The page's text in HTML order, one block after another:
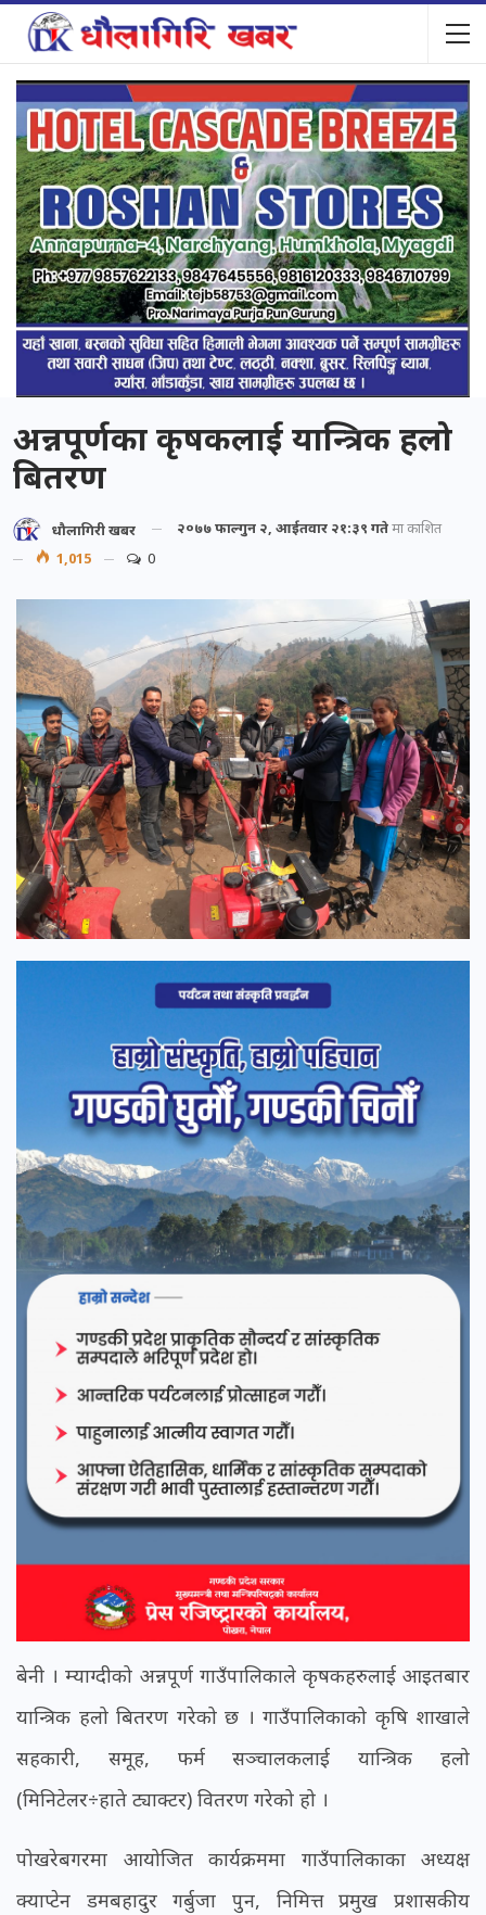
अन्नपूर्णका कृषकलाई यान्त्रिक हलो
बितरण
धौलागिरी खबर २०७७ फाल्गुन २, आईतवार २१:३९ गतेमा प्रकाशित
1,015
0
बेनी । म्याग्दीको अन्नपूर्ण गाउँपालिकाले कृषकहरुलाई आइतबार
यान्त्रिक हलो बितरण गरेको छ । गाउँपालिकाको कृषि शाखाले
सहकारी, समूह, फर्म सञ्चालकलाई यान्त्रिक हलो
(मिनिटेलर÷हाते ट्याक्टर) वितरण गरेको हो ।
पोखरेबगरमा आयोजित कार्यक्रममा गाउँपालिकाका अध्यक्ष
क्याप्टेन डमबहादुर गर्बुजा पुन, निमित्त प्रमुख प्रशासकीय